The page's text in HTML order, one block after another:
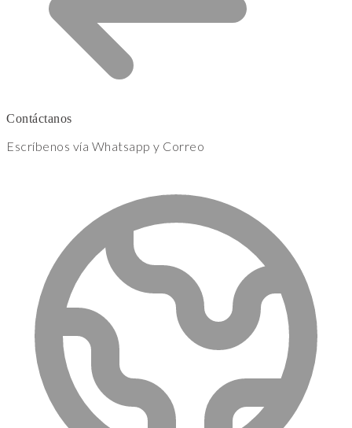
Contáctanos
Escríbenos vía Whatsapp y Correo